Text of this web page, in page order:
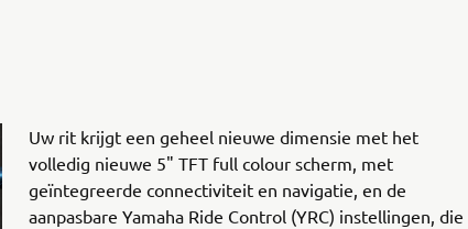
Uw rit krijgt een geheel nieuwe dimensie met het
volledig nieuwe 5" TFT full colour scherm, met
geïntegreerde connectiviteit en navigatie, en de
aanpasbare Yamaha Ride Control (YRC) instellingen, die